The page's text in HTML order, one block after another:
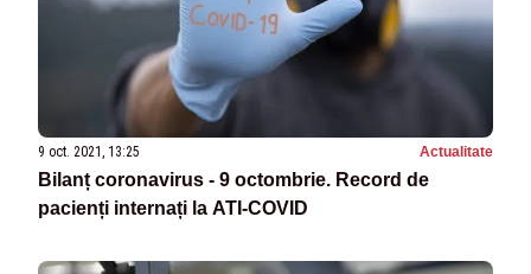
9 oct. 2021, 13:25 Actualitate
Bilanț coronavirus - 9 octombrie. Record de
pacienți internați la ATI-COVID